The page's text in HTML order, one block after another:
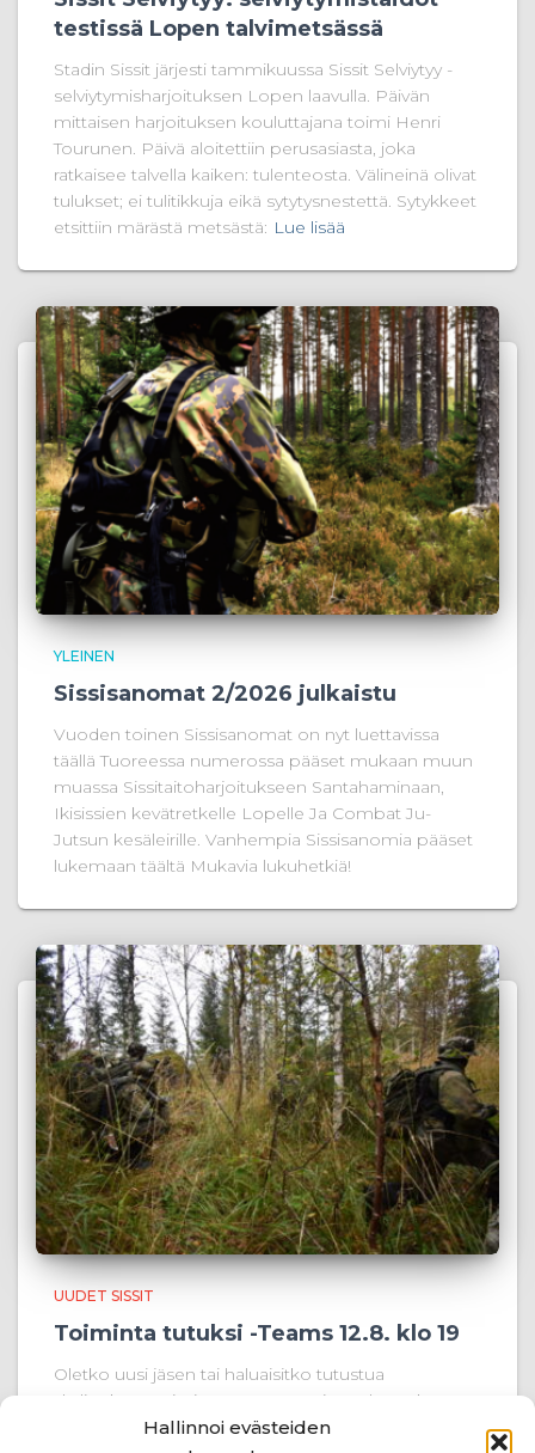
Hallinnoi evästeiden
testissä Lopen talvimetsässä
Stadin Sissit järjesti tammikuussa Sissit Selviytyy -
selviytymisharjoituksen Lopen laavulla. Päivän
mittaisen harjoituksen kouluttajana toimi Henri
Tourunen. Päivä aloitettiin perusasiasta, joka
ratkaisee talvella kaiken: tulenteosta. Välineinä olivat
tulukset; ei tulitikkuja eikä sytytysnestettä. Sytykkeet
etsittiin märästä metsästä: Lue lisää
YLEINEN
Sissisanomat 2/2026 julkaistu
Vuoden toinen Sissisanomat on nyt luettavissa
täällä Tuoreessa numerossa pääset mukaan muun
muassa Sissitaitoharjoitukseen Santahaminaan,
Ikisissien kevätretkelle Lopelle Ja Combat Ju-
Jutsun kesäleirille. Vanhempia Sissisanomia pääset
lukemaan täältä Mukavia lukuhetkiä!
UUDET SISSIT
Toiminta tutuksi -Teams 12.8. klo 19
Oletko uusi jäsen tai haluaisitko tutustua
yhdistyksen toimintaan paremmin? Tule mukaan
Toiminta tutuksi -tilaisuuteen! Tilaisuus järjestetään